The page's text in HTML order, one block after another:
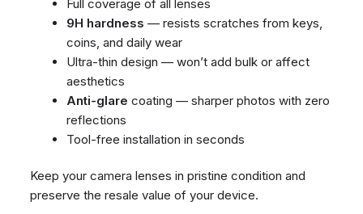
Full coverage of all lenses
9H hardness — resists scratches from keys,
coins, and daily wear
Ultra-thin design — won’t add bulk or affect
aesthetics
Anti-glare coating — sharper photos with zero
reflections
Tool-free installation in seconds
Keep your camera lenses in pristine condition and
preserve the resale value of your device.